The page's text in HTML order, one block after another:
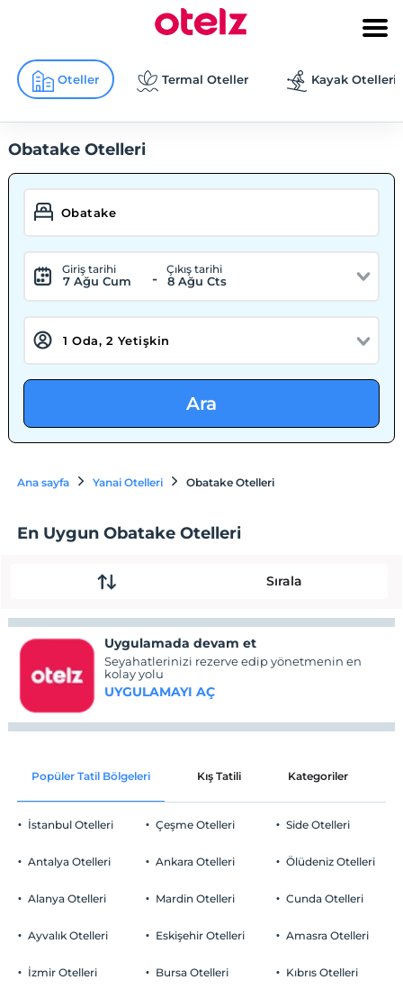
Oteller Termal Oteller Kayak Otelleri
Obatake Otelleri
Giriş tarihi
7 Ağu Cum -
Çıkış tarihi
8 Ağu Cts
Ara
Ana sayfa Yanai Otelleri Obatake Otelleri
En Uygun Obatake Otelleri
Sırala
Uygulamada devam et
Seyahatlerinizi rezerve edip yönetmenin en
kolay yolu
UYGULAMAYI AÇ
Popüler Tatil Bölgeleri Kış Tatili Kategoriler
İstanbul Otelleri
Antalya Otelleri
Alanya Otelleri
Ayvalık Otelleri
İzmir Otelleri
Çeşme Otelleri
Ankara Otelleri
Mardin Otelleri
Eskişehir Otelleri
Bursa Otelleri
Side Otelleri
Ölüdeniz Otelleri
Cunda Otelleri
Amasra Otelleri
Kıbrıs Otelleri